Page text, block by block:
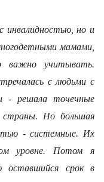
инвалидностью, но и
мамами,
важно учитывать.
с людьми с
- решала точечные
страны. Но большая
- системные. Их
уровне. Потом я
оставшийся срок в